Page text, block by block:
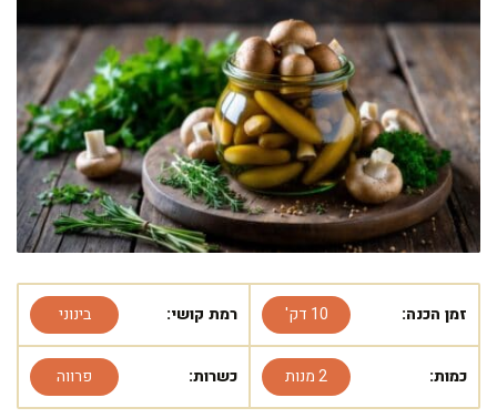
זמן הכנה: 10 דק' רמת קושי: בינוני
כמות: 2 מנות כשרות: פרווה